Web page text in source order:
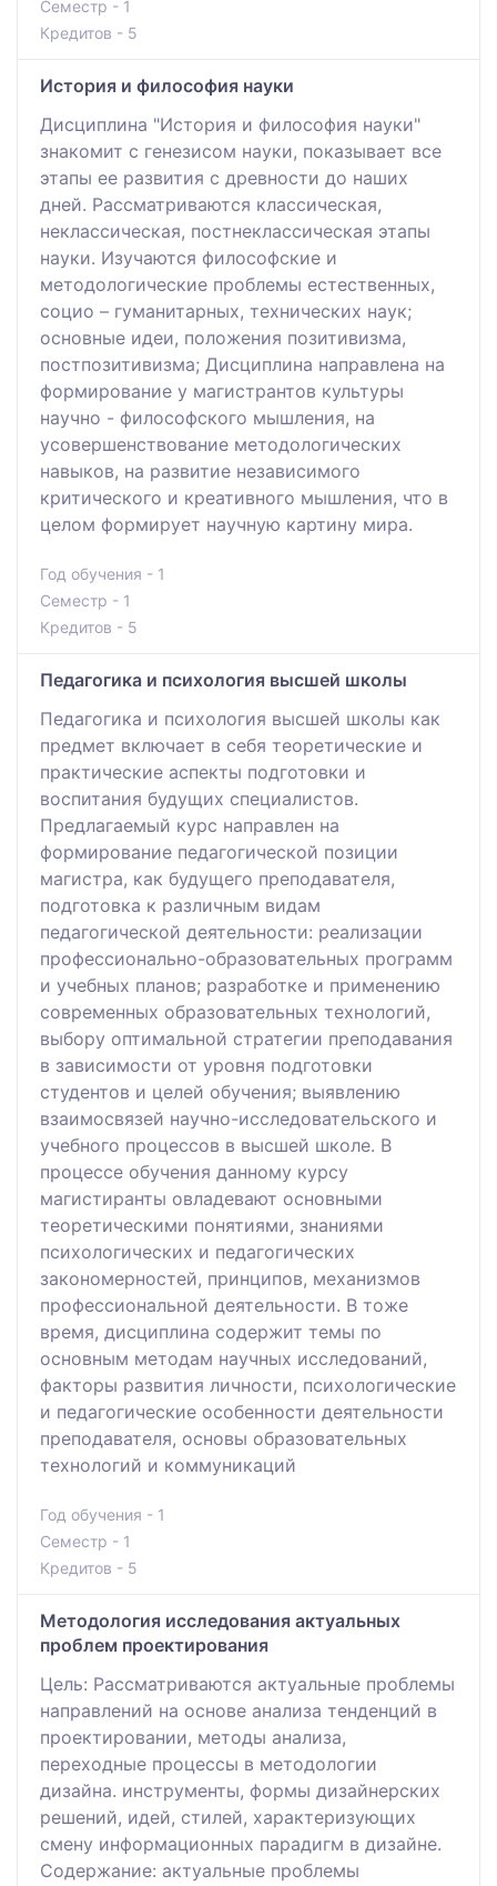
Семестр - 1
Кредитов - 5
История и философия науки
Дисциплина "История и философия науки"
знакомит с генезисом науки, показывает все
этапы ее развития с древности до наших
дней. Рассматриваются классическая,
неклассическая, постнеклассическая этапы
науки. Изучаются философские и
методологические проблемы естественных,
социо – гуманитарных, технических наук;
основные идеи, положения позитивизма,
постпозитивизма; Дисциплина направлена на
формирование у магистрантов культуры
научно - философского мышления, на
усовершенствование методологических
навыков, на развитие независимого
критического и креативного мышления, что в
целом формирует научную картину мира.
Год обучения - 1
Семестр - 1
Кредитов - 5
Педагогика и психология высшей школы
Педагогика и психология высшей школы как
предмет включает в себя теоретические и
практические аспекты подготовки и
воспитания будущих специалистов.
Предлагаемый курс направлен на
формирование педагогической позиции
магистра, как будущего преподавателя,
подготовка к различным видам
педагогической деятельности: реализации
профессионально-образовательных программ
и учебных планов; разработке и применению
современных образовательных технологий,
выбору оптимальной стратегии преподавания
в зависимости от уровня подготовки
студентов и целей обучения; выявлению
взаимосвязей научно-исследовательского и
учебного процессов в высшей школе. В
процессе обучения данному курсу
магистиранты овладевают основными
теоретическими понятиями, знаниями
психологических и педагогических
закономерностей, принципов, механизмов
профессиональной деятельности. В тоже
время, дисциплина содержит темы по
основным методам научных исследований,
факторы развития личности, психологические
и педагогические особенности деятельности
преподавателя, основы образовательных
технологий и коммуникаций
Год обучения - 1
Семестр - 1
Кредитов - 5
Методология исследования актуальных
проблем проектирования
Цель: Рассматриваются актуальные проблемы
направлений на основе анализа тенденций в
проектировании, методы анализа,
переходные процессы в методологии
дизайна. инструменты, формы дизайнерских
решений, идей, стилей, характеризующих
смену информационных парадигм в дизайне.
Содержание: актуальные проблемы